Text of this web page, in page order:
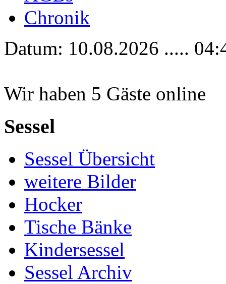
Chronik
Datum: 10.08.2026 .....
Wir haben 5 Gäste online
Sessel
Sessel Übersicht
weitere Bilder
Hocker
Tische Bänke
Kindersessel
Sessel Archiv